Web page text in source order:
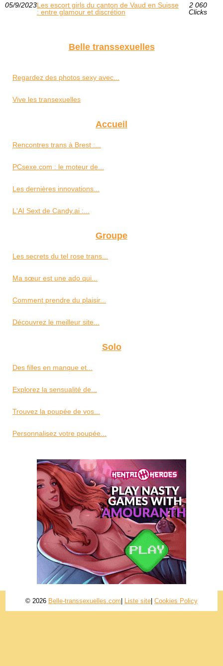
05/9/2023Les escort girls du canton de Vaud en Suisse
: entre glamour et discrétion
2 060
Clicks
Belle transsexuelles
Regardez des photos sexy avec...
Vive les transexuelles
Accueil
Rencontres trans à Brest :...
PCsexe.com : le moteur de...
Les dernières innovations...
L'AI Sext de Candy.ai :...
Groupe
Les secrets du tel rose trans...
Ma sœur est une ado qui...
Comment prendre du plaisir...
Découvrez le meilleur site...
Solo
Des filles en manque et...
Explorez la sensualité de...
Trouvez la poupée de vos...
Personnalisez votre poupée...
© 2026 Belle-transsexuelles.com Liste site Cookies Policy